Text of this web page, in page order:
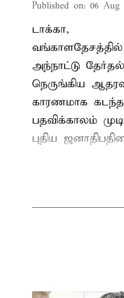
Published on: 06 Aug
டாக்கா,
அந்நாட்டு
நெருங்கிய
காரணமாக
பதவிக்காலம்
புதிய